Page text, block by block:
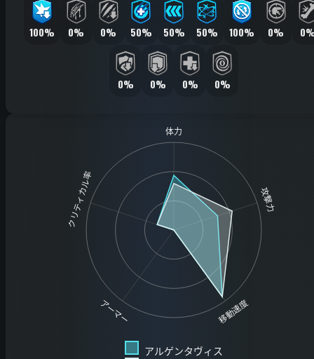
100% 0% 0% 50% 50% 50% 100% 0%
0% 0% 0% 0%
体力
攻撃力
移動速度
アーマー
クリティカル率
アルゲンタヴィス